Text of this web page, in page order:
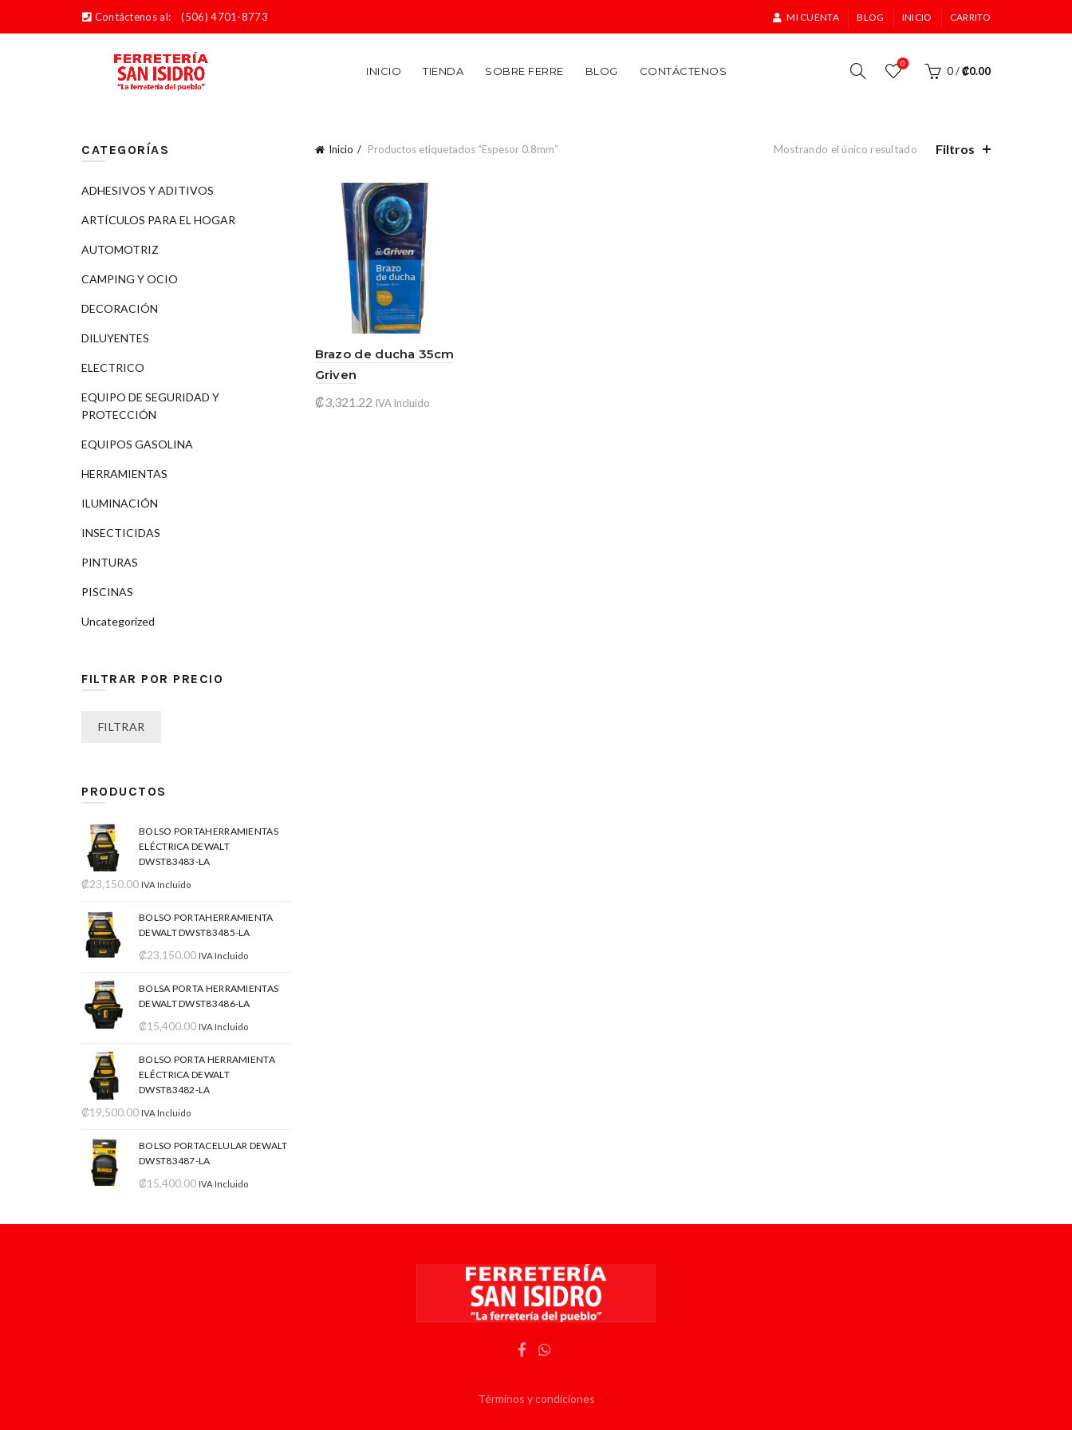
Contáctenos al: (506) 4701-8773 MI CUENTA BLOG INICIO CARRITO
INICIO TIENDA SOBRE FERRE BLOG CONTÁCTENOS
0
0/₡0.00
Inicio Productos etiquetados “Espesor 0.8mm” Mostrando el único resultado Filtros
Brazo de ducha 35cm
Griven
₡3,321.22 IVA Incluido
CATEGORÍAS
ADHESIVOS Y ADITIVOS
ARTÍCULOS PARA EL HOGAR
AUTOMOTRIZ
CAMPING Y OCIO
DECORACIÓN
DILUYENTES
ELECTRICO
EQUIPO DE SEGURIDAD Y
PROTECCIÓN
EQUIPOS GASOLINA
HERRAMIENTAS
ILUMINACIÓN
INSECTICIDAS
PINTURAS
PISCINAS
Uncategorized
FILTRAR POR PRECIO
FILTRAR
PRODUCTOS
BOLSO PORTAHERRAMIENTAS
ELÉCTRICA DEWALT
DWST83483-LA
₡23,150.00 IVA Incluido
BOLSO PORTAHERRAMIENTA
DEWALT DWST83485-LA
₡23,150.00 IVA Incluido
BOLSA PORTA HERRAMIENTAS
DEWALT DWST83486-LA
₡15,400.00 IVA Incluido
BOLSO PORTA HERRAMIENTA
ELÉCTRICA DEWALT
DWST83482-LA
₡19,500.00 IVA Incluido
BOLSO PORTACELULAR DEWALT
DWST83487-LA
₡15,400.00 IVA Incluido
Términos y condiciones